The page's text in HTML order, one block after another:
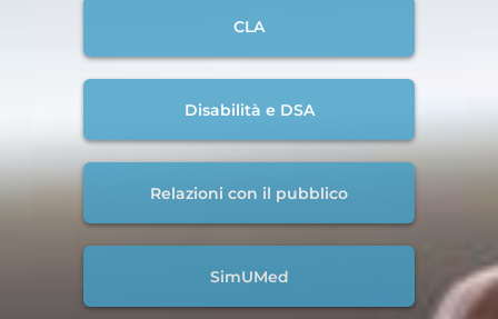
CLA
Disabilità e DSA
Relazioni con il pubblico
SimUMed